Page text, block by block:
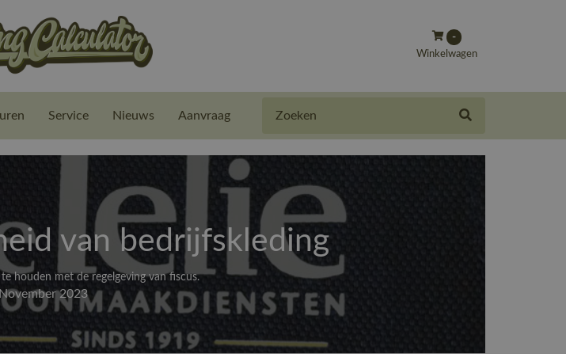
-
Winkelwagen
Service Nieuws Aanvraag
van bedrijfskleding
houden met de regelgeving van fiscus.
2023